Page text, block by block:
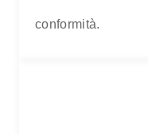
conformità.